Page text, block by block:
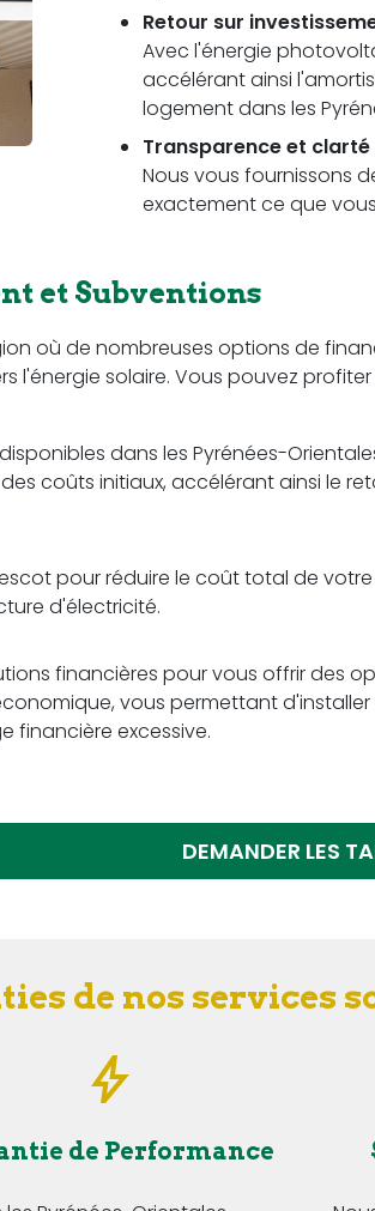
Retour sur
Avec l'énergie
accélérant ainsi
logement dans les
Transparence et clarté
Nous vous fournissons
exactement ce que
et Subventions
où de nombreuses options de
l'énergie solaire. Vous pouvez profiter
dans les Pyrénées-
coûts initiaux, accélérant ainsi le
pour réduire le coût total de
d'électricité.
financières pour vous offrir des
vous permettant d'installer
financière excessive.
DEMANDER LES
de nos services
de Performance